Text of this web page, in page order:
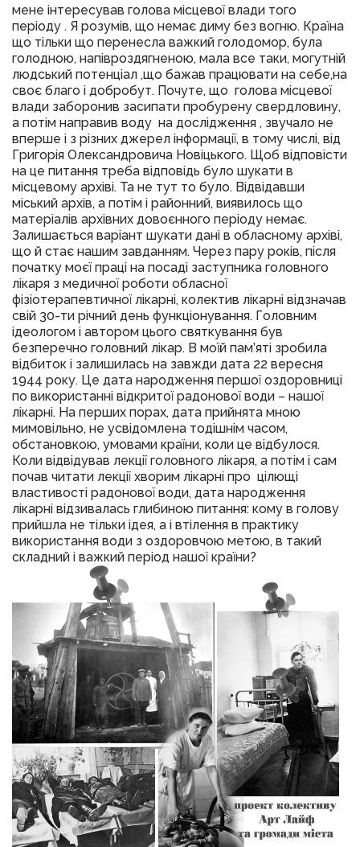
мене інтересував голова місцевої влади того
періоду . Я розумів, що немає диму без вогню. Країна
що тільки що перенесла важкий голодомор, була
голодною, напівроздягненою, мала все таки, могутній
людський потенціал ,що бажав працювати на себе,на
своє благо і добробут. Почуте, що голова місцевої
влади заборонив засипати пробурену свердловину,
а потім направив воду на дослідження , звучало не
вперше і з різних джерел інформації, в тому числі, від
Григорія Олександровича Новіцького. Щоб відповісти
на це питання треба відповідь було шукати в
місцевому архіві. Та не тут то було. Відвідавши
міський архів, а потім і районний, виявилось що
матеріалів архівних довоєнного періоду немає.
Залишається варіант шукати дані в обласному архіві,
що й стає нашим завданням. Через пару років, після
початку моєї праці на посаді заступника головного
лікаря з медичної роботи обласної
фізіотерапевтичної лікарні, колектив лікарні відзначав
свій 30-ти річний день функціонування. Головним
ідеологом і автором цього святкування був
безперечно головний лікар. В моїй пам’яті зробила
відбиток і залишилась на завжди дата 22 вересня
1944 року. Це дата народження першої оздоровниці
по використанні відкритої радонової води – нашої
лікарні. На перших порах, дата прийнята мною
мимовільно, не усвідомлена тодішнім часом,
обстановкою, умовами країни, коли це відбулося.
Коли відвідував лекції головного лікаря, а потім і сам
почав читати лекції хворим лікарні про цілющі
властивості радонової води, дата народження
лікарні відзивалась глибиною питання: кому в голову
прийшла не тільки ідея, а і втілення в практику
використання води з оздоровчою метою, в такий
складний і важкий період нашої країни?